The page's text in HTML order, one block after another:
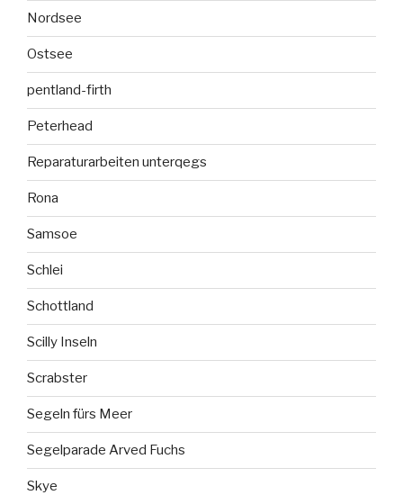
Nordsee
Ostsee
pentland-firth
Peterhead
Reparaturarbeiten unterqegs
Rona
Samsoe
Schlei
Schottland
Scilly Inseln
Scrabster
Segeln fürs Meer
Segelparade Arved Fuchs
Skye